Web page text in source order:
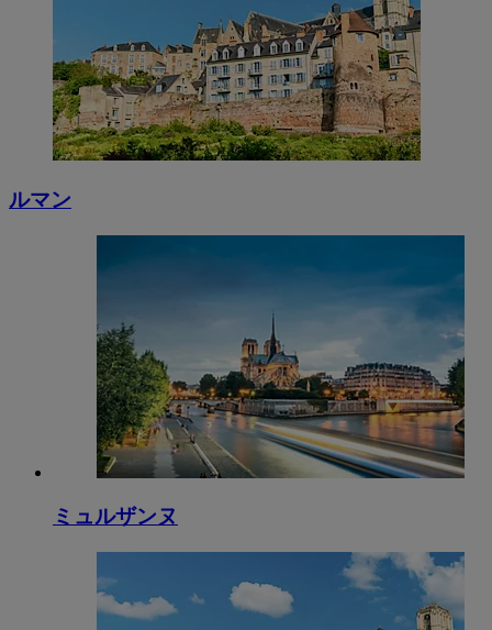
ルマン
ミュルザンヌ